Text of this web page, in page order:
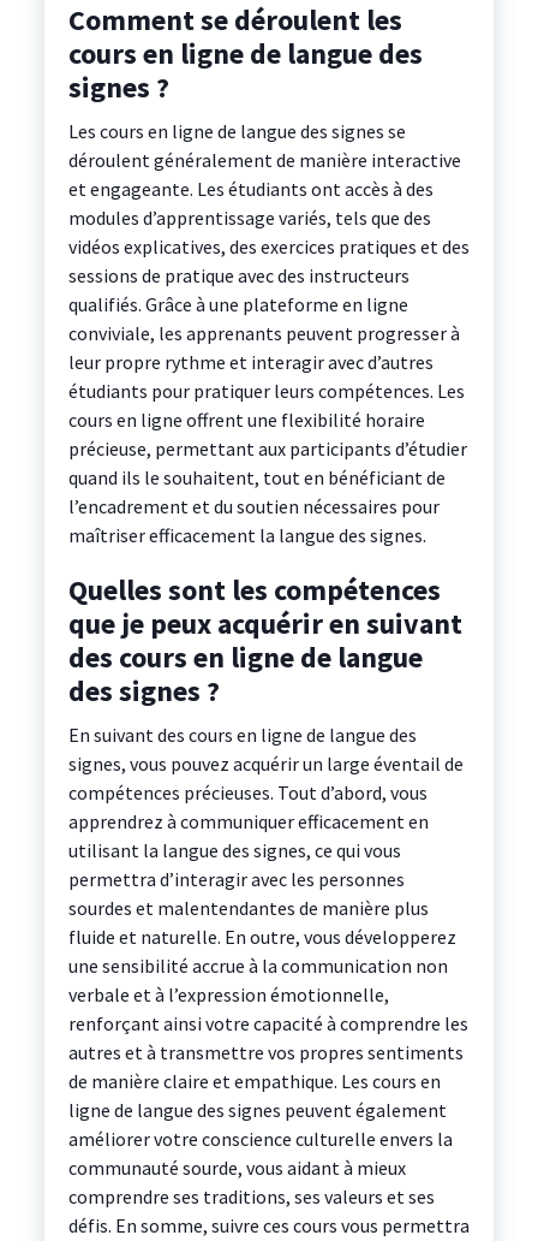
Comment se déroulent les
cours en ligne de langue des
signes ?
Les cours en ligne de langue des signes se
déroulent généralement de manière interactive
et engageante. Les étudiants ont accès à des
modules d’apprentissage variés, tels que des
vidéos explicatives, des exercices pratiques et des
sessions de pratique avec des instructeurs
qualifiés. Grâce à une plateforme en ligne
conviviale, les apprenants peuvent progresser à
leur propre rythme et interagir avec d’autres
étudiants pour pratiquer leurs compétences. Les
cours en ligne offrent une flexibilité horaire
précieuse, permettant aux participants d’étudier
quand ils le souhaitent, tout en bénéficiant de
l’encadrement et du soutien nécessaires pour
maîtriser efficacement la langue des signes.
Quelles sont les compétences
que je peux acquérir en suivant
des cours en ligne de langue
des signes ?
En suivant des cours en ligne de langue des
signes, vous pouvez acquérir un large éventail de
compétences précieuses. Tout d’abord, vous
apprendrez à communiquer efficacement en
utilisant la langue des signes, ce qui vous
permettra d’interagir avec les personnes
sourdes et malentendantes de manière plus
fluide et naturelle. En outre, vous développerez
une sensibilité accrue à la communication non
verbale et à l’expression émotionnelle,
renforçant ainsi votre capacité à comprendre les
autres et à transmettre vos propres sentiments
de manière claire et empathique. Les cours en
ligne de langue des signes peuvent également
améliorer votre conscience culturelle envers la
communauté sourde, vous aidant à mieux
comprendre ses traditions, ses valeurs et ses
défis. En somme, suivre ces cours vous permettra